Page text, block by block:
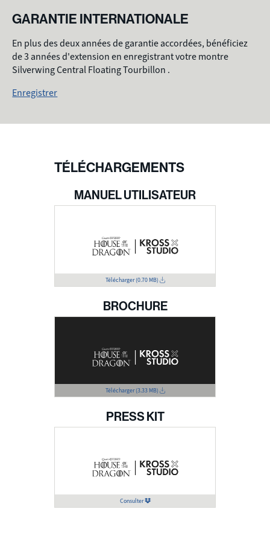
GARANTIE INTERNATIONALE
En plus des deux années de garantie accordées, bénéficiez
de 3 années d'extension en enregistrant votre montre
Silverwing Central Floating Tourbillon .
Enregistrer
TÉLÉCHARGEMENTS
MANUEL UTILISATEUR
Télécharger(0.70 MB)
BROCHURE
Télécharger (3.33 MB)
PRESS KIT
Consulter